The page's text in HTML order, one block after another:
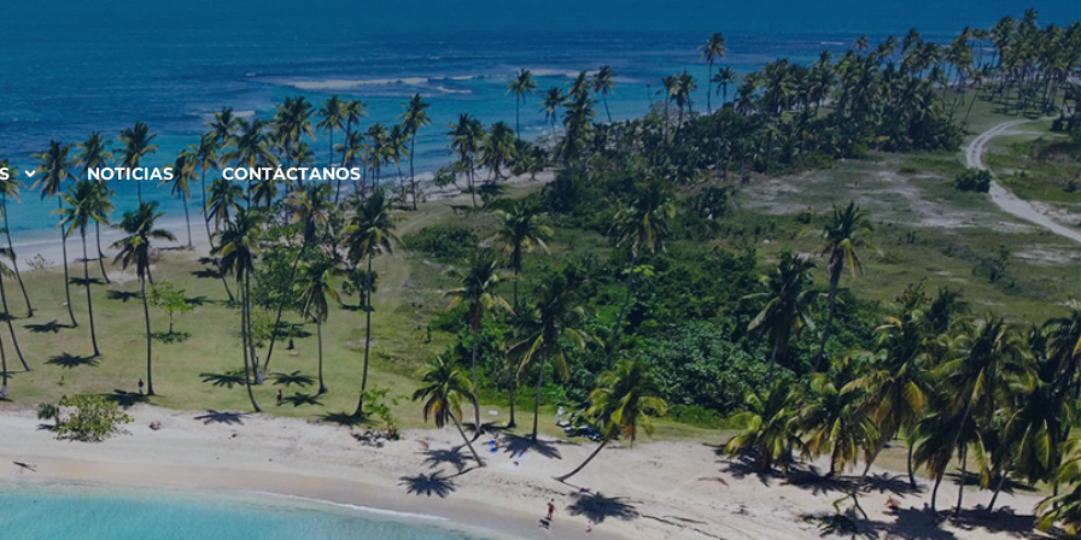
NOTICIAS CONTÁCTANOS